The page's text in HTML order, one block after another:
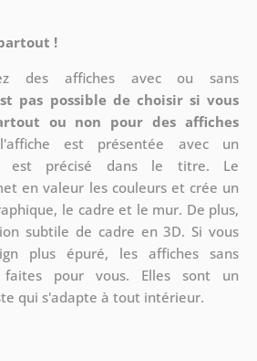
!
des affiches avec ou sans
pas possible de choisir si vous
ou non pour des affiches
est présentée avec un
est précisé dans le titre. Le
en valeur les couleurs et crée un
le cadre et le mur. De plus,
subtile de cadre en 3D. Si vous
plus épuré, les affiches sans
faites pour vous. Elles sont un
qui s'adapte à tout intérieur.